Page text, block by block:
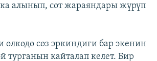
алынып, сот жараяндары жүрүп
сөз эркиндиги бар экенин
турганын кайталап келет. Бир